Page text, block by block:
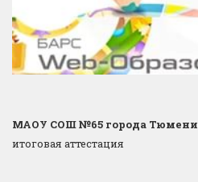
МАОУ СОШ №65 города Тюмени
итоговая аттестация